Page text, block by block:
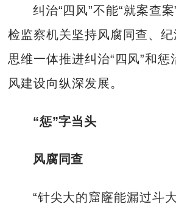
纠治“四风”不能“就案查
检监察机关坚持风腐同查、
思维一体推进纠治“四风”和惩
风建设向纵深发展。
“惩”字当头
风腐同查
“针尖大的窟窿能漏过斗